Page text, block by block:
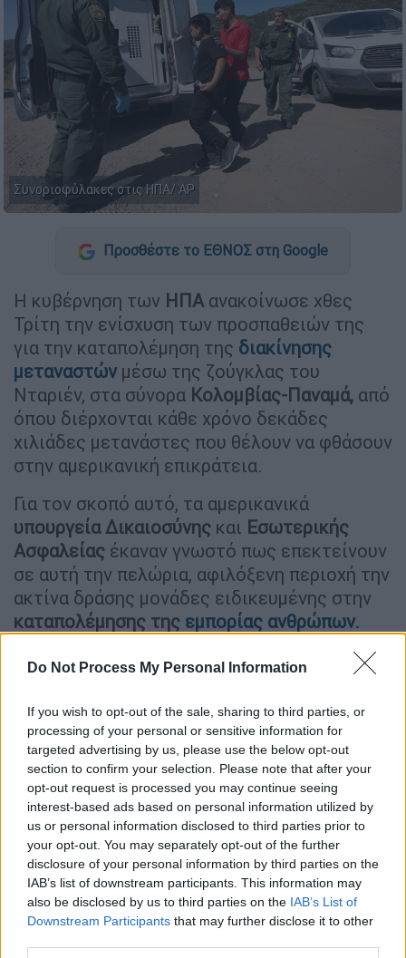
Do Not Process My Personal Information
If you wish to opt-out of the sale, sharing to third parties, or
processing of your personal or sensitive information for
targeted advertising by us, please use the below opt-out
section to confirm your selection. Please note that after your
opt-out request is processed you may continue seeing
interest-based ads based on personal information utilized by
us or personal information disclosed to third parties prior to
your opt-out. You may separately opt-out of the further
disclosure of your personal information by third parties on the
IAB’s list of downstream participants. This information may
also be disclosed by us to third parties on the IAB’s List of
Downstream Participants that may further disclose it to other
Συνοριοφύλακες στις ΗΠΑ/ AP
Προσθέστε το ΕΘΝΟΣ στη Google
Η κυβέρνηση των ΗΠΑ ανακοίνωσε χθες
Τρίτη την ενίσχυση των προσπαθειών της
για την καταπολέμηση της διακίνησης
μεταναστώνμέσω της ζούγκλας του
Νταριέν, στα σύνορα Κολομβίας-Παναμά, από
όπου διέρχονται κάθε χρόνο δεκάδες
χιλιάδες μετανάστες που θέλουν να φθάσουν
στην αμερικανική επικράτεια.
Για τον σκοπό αυτό, τα αμερικανικά
υπουργεία Δικαιοσύνης και Εσωτερικής
Ασφαλείας έκαναν γνωστό πως επεκτείνουν
σε αυτή την πελώρια, αφιλόξενη περιοχή την
ακτίνα δράσης μονάδες ειδικευμένης στην
καταπολέμησης της εμπορίας ανθρώπων.
Ησυγκεκριμένη μονάδαδημιουργήθηκε το
και έχει δράσει ήδη σε χώρες της
κεντρικής Αμερικής, συμπεριλαμβανομένων
της Ονδούρας, της Γουατεμάλας, του Ελ
Σαλβαδόρ και τουΜεξικού.
«Με τη σημερινή ανακοίνωσε, επεκτείνουμε
τις προσπάθειές μας για την επιβολή του
νόμου στο Νταριέν —μια από τις πιο
επικίνδυνες μεταναστευτικές οδούς στον
κόσμο— και θέτουμε σε εφαρμογή
προγράμματα όπως αυτά που οδήγησαν στην
πτώση βαρόνων των ναρκωτικών για να